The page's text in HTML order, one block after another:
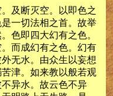
及断灭空。以即色之
一切法相之首。故举
色即四大幻有之色。
而成幻有之色。幻有
无水。由众生以妄想
津。如来教以般若观
异水。故云色不异